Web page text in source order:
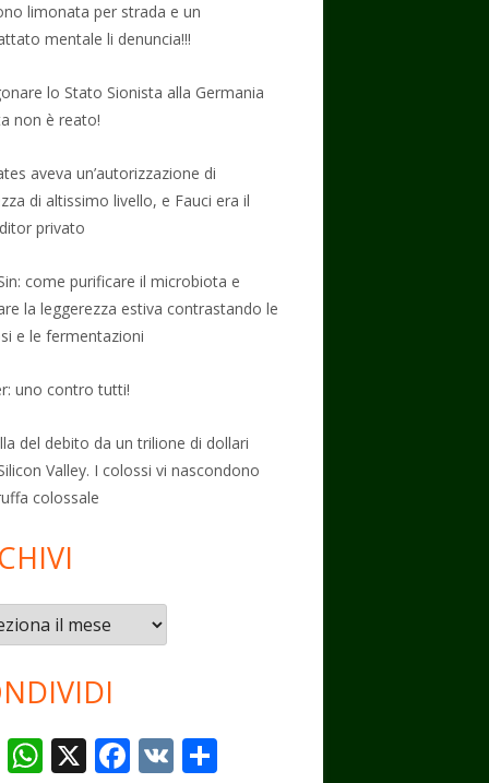
limonata per strada e un
mentale li denuncia!!!
lo Stato Sionista alla Germania
non è reato!
aveva un’autorizzazione di
di altissimo livello, e Fauci era il
privato
come purificare il microbiota e
la leggerezza estiva contrastando le
e le fermentazioni
uno contro tutti!
del debito da un trilione di dollari
Valley. I colossi vi nascondono
colossale
T W X F V